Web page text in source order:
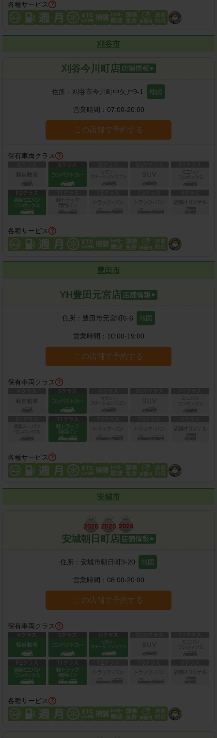
各種サービス
刈谷市
刈谷今川町店
住所： 刈谷市今川町中矢戸9-1 地図
営業時間： 07:00-20:00
この店舗で予約する
保有車両クラス
各種サービス
豊田市
YH豊田元宮店
住所： 豊田市元宮町6-6 地図
営業時間： 10:00-19:00
この店舗で予約する
保有車両クラス
各種サービス
安城市
安城朝日町店
住所： 安城市朝日町3-20 地図
営業時間： 08:00-20:00
この店舗で予約する
保有車両クラス
各種サービス